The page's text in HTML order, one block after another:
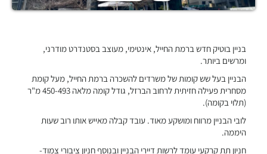
בניין בוטיק חדש ברמת החייל, אינטימי, מעוצב בסטנדרט מודרני,
ומרשים ביותר.
הבניין בעל שש קומות של משרדים להשכרה ברמת החייל, מעל קומת
מסחרית פעילה חזיתית לרחוב הברזל, גודל קומה מלאה 450-493 מ"ר
(תלוי בקומה).
לובי הבניין מרווח ומושקע מאוד. עובד קבלה מאייש אותו רוב שעות
היממה.
חניון תת קרקעי עומד לרשות דיירי הבניין ובנוסף חניון ציבורי צמוד-